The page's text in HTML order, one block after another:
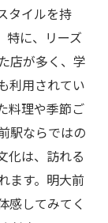
タイルを持
特に、リーズ
店が多く、学
利用されてい
料理や季節ご
駅ならではの
化は、訪れる
ます。明大前
感してみてく